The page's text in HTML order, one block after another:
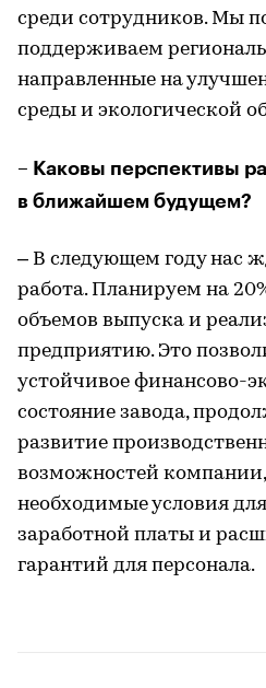
среди сотрудников. Мы
поддерживаем
направленные на
среды и экологической
– Каковы перспективы
в ближайшем будущем?
– В следующем году нас
работа. Планируем на
объемов выпуска и
предприятию. Это
устойчивое финансово-
состояние завода,
развитие
возможностей компании,
необходимые условия
заработной платы и
гарантий для персонала.